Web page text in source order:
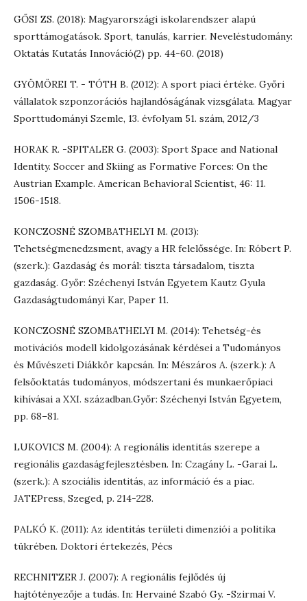
GŐSI ZS. (2018): Magyarországi iskolarendszer alapú
sporttámogatások. Sport, tanulás, karrier. Neveléstudomány:
Oktatás Kutatás Innováció(2) pp. 44-60. (2018)
GYÖMÖREI T. - TÓTH B. (2012): A sport piaci értéke. Győri
vállalatok szponzorációs hajlandóságának vizsgálata. Magyar
Sporttudományi Szemle, 13. évfolyam 51. szám, 2012/3
HORAK R. -SPITALER G. (2003): Sport Space and National
Identity. Soccer and Skiing as Formative Forces: On the
Austrian Example. American Behavioral Scientist, 46: 11.
1506-1518.
KONCZOSNÉ SZOMBATHELYI M. (2013):
Tehetségmenedzsment, avagy a HR felelőssége. In: Róbert P.
(szerk.): Gazdaság és morál: tiszta társadalom, tiszta
gazdaság. Győr: Széchenyi István Egyetem Kautz Gyula
Gazdaságtudományi Kar, Paper 11.
KONCZOSNÉ SZOMBATHELYI M. (2014): Tehetség-és
motivációs modell kidolgozásának kérdései a Tudományos
és Művészeti Diákkör kapcsán. In: Mészáros A. (szerk.): A
felsőoktatás tudományos, módszertani és munkaerőpiaci
kihívásai a XXI. században.Győr: Széchenyi István Egyetem,
pp. 68–81.
LUKOVICS M. (2004): A regionális identitás szerepe a
regionális gazdaságfejlesztésben. In: Czagány L. -Garai L.
(szerk.): A szociális identitás, az információ és a piac.
JATEPress, Szeged, p. 214-228.
PALKÓ K. (2011): Az identitás területi dimenziói a politika
tükrében. Doktori értekezés, Pécs
RECHNITZER J. (2007): A regionális fejlődés új
hajtótényezője a tudás. In: Hervainé Szabó Gy. -Szirmai V.